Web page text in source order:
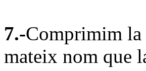
7.-Comprimim la
mateix nom que